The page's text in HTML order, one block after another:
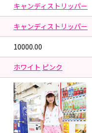
キャンディストリッパー
キャンディストリッパー
10000.00
ホワイト ピンク